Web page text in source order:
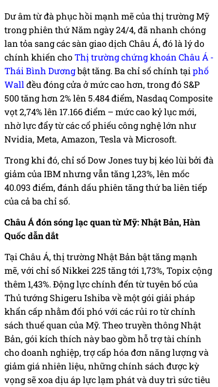
Dư âm từ đà phục hồi mạnh mẽ của thị trường Mỹ
trong phiên thứ Năm ngày 24/4, đã nhanh chóng
lan tỏa sang các sàn giao dịch Châu Á, đó là lý do
chính khiến choThị trường chứng khoán Châu Á -
Thái Bình Dươngbật tăng. Ba chỉ số chính tạiphố
Wallđều đóng cửa ở mức cao hơn, trong đó S&P
500 tăng hơn 2% lên 5.484 điểm, Nasdaq Composite
vọt 2,74% lên 17.166 điểm – mức cao kỷ lục mới,
nhờ lực đẩy từ các cổ phiếu công nghệ lớn như
Nvidia, Meta, Amazon, Tesla và Microsoft.
Trong khi đó, chỉ số Dow Jones tuy bị kéo lùi bởi đà
giảm của IBM nhưng vẫn tăng 1,23%, lên mốc
40.093 điểm, đánh dấu phiên tăng thứ ba liên tiếp
của cả ba chỉ số.
Châu Á đón sóng lạc quan từ Mỹ: Nhật Bản, Hàn
Quốc dẫn dắt
Tại Châu Á, thị trường Nhật Bản bật tăng mạnh
mẽ, với chỉ số Nikkei 225 tăng tới 1,73%, Topix cộng
thêm 1,43%. Động lực chính đến từ tuyên bố của
Thủ tướng Shigeru Ishiba về một gói giải pháp
khẩn cấp nhằm đối phó với các rủi ro từ chính
sách thuế quan của Mỹ. Theo truyền thông Nhật
Bản, gói kích thích này bao gồm hỗ trợ tài chính
cho doanh nghiệp, trợ cấp hóa đơn năng lượng và
giảm giá nhiên liệu, những chính sách được kỳ
vọng sẽ xoa dịu áp lực lạm phát và duy trì sức tiêu